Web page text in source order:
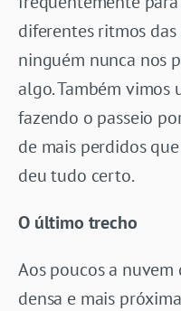
diferentes ritmos
ninguém nunca nos
algo. Também vimos
fazendo o passeio
de mais perdidos
deu tudo certo.
O último trecho
Aos poucos a
densa e mais